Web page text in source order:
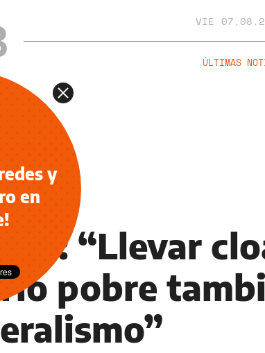
VIE
ÚLTIMAS
“Llevar
pobre
y
en